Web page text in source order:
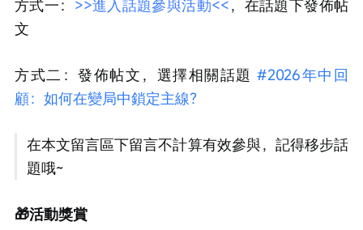
方式一： >>進入話題參與活動<<，在話題下發佈帖
文
方式二：發佈帖文，選擇相關話題 #2026年中回
顧：如何在變局中鎖定主線？
在本文留言區下留言不計算有效參與，記得移步話
題哦~
🎁活動獎賞